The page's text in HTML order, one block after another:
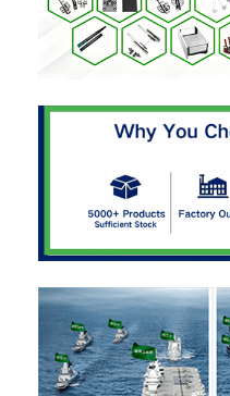
φωτισμός LED για
εμπορευματοκιβώτιο